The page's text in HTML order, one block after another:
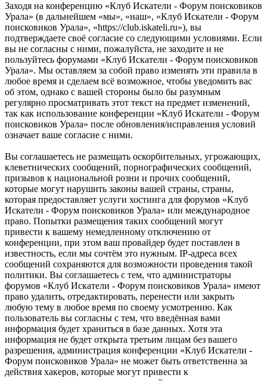
Заходя на конференцию «Клуб Искатели - Форум поисковиков
Урала» (в дальнейшем «мы», «наш», «Клуб Искатели - Форум
поисковиков Урала», «https://club.iskateli.ru»), вы
подтверждаете своё согласие со следующими условиями. Если
вы не согласны с ними, пожалуйста, не заходите и не
пользуйтесь форумами «Клуб Искатели - Форум поисковиков
Урала». Мы оставляем за собой право изменять эти правила в
любое время и сделаем всё возможное, чтобы уведомить вас
об этом, однако с вашей стороны было бы разумным
регулярно просматривать этот текст на предмет изменений,
так как использование конференции «Клуб Искатели - Форум
поисковиков Урала» после обновления/исправления условий
означает ваше согласие с ними.
Вы соглашаетесь не размещать оскорбительных, угрожающих,
клеветнических сообщений, порнографических сообщений,
призывов к национальной розни и прочих сообщений,
которые могут нарушить законы вашей страны, страны,
которая предоставляет услуги хостинга для форумов «Клуб
Искатели - Форум поисковиков Урала» или международное
право. Попытки размещения таких сообщений могут
привести к вашему немедленному отключению от
конференции, при этом ваш провайдер будет поставлен в
известность, если мы сочтём это нужным. IP-адреса всех
сообщений сохраняются для возможности проведения такой
политики. Вы соглашаетесь с тем, что администраторы
форумов «Клуб Искатели - Форум поисковиков Урала» имеют
право удалить, отредактировать, перенести или закрыть
любую тему в любое время по своему усмотрению. Как
пользователь вы согласны с тем, что введённая вами
информация будет храниться в базе данных. Хотя эта
информация не будет открыта третьим лицам без вашего
разрешения, администрация конференции «Клуб Искатели -
Форум поисковиков Урала» не может быть ответственна за
действия хакеров, которые могут привести к